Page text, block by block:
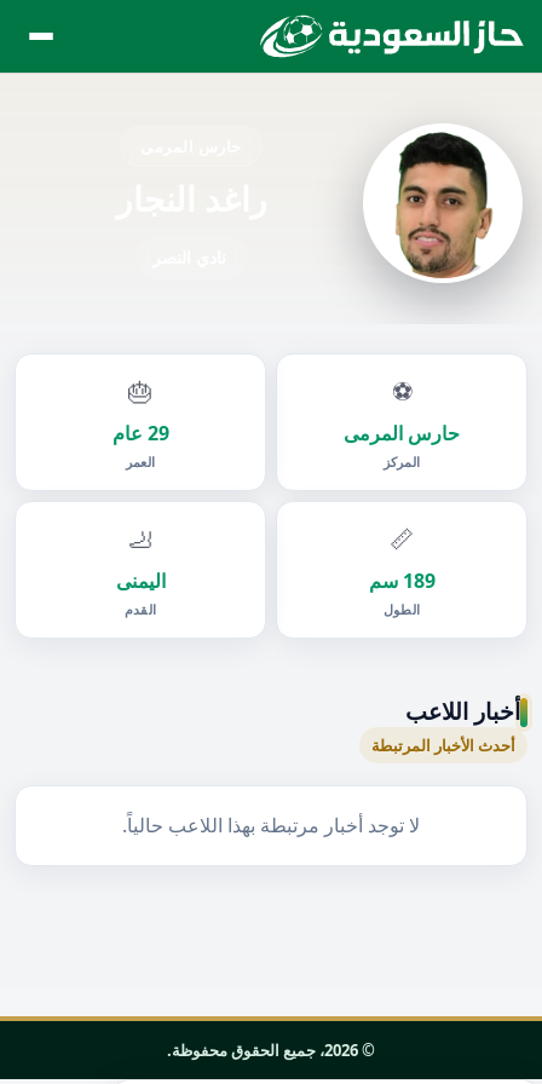
⚽
حارس المرمى
المركز
🎂
29 عام
العمر
📏
189 سم
الطول
🦶
اليمنى
القدم
أخبار اللاعب
أحدث الأخبار المرتبطة
لا توجد أخبار مرتبطة بهذا اللاعب حالياً.
© 2026، جميع الحقوق محفوظة.